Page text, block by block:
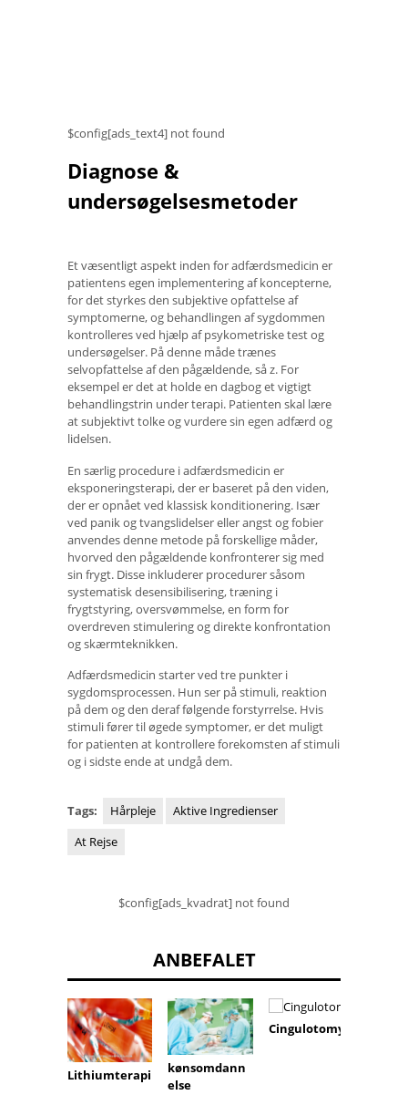
$config[ads_text4] not found
Diagnose &
undersøgelsesmetoder
Et væsentligt aspekt inden for adfærdsmedicin er
patientens egen implementering af koncepterne,
for det styrkes den subjektive opfattelse af
symptomerne, og behandlingen af ​​sygdommen
kontrolleres ved hjælp af psykometriske test og
undersøgelser. På denne måde trænes
selvopfattelse af den pågældende, så z. For
eksempel er det at holde en dagbog et vigtigt
behandlingstrin under terapi. Patienten skal lære
at subjektivt tolke og vurdere sin egen adfærd og
lidelsen.
En særlig procedure i adfærdsmedicin er
eksponeringsterapi, der er baseret på den viden,
der er opnået ved klassisk konditionering. Især
ved panik og tvangslidelser eller angst og fobier
anvendes denne metode på forskellige måder,
hvorved den pågældende konfronterer sig med
sin frygt. Disse inkluderer procedurer såsom
systematisk desensibilisering, træning i
frygtstyring, oversvømmelse, en form for
overdreven stimulering og direkte konfrontation
og skærmteknikken.
Adfærdsmedicin starter ved tre punkter i
sygdomsprocessen. Hun ser på stimuli, reaktion
på dem og den deraf følgende forstyrrelse. Hvis
stimuli fører til øgede symptomer, er det muligt
for patienten at kontrollere forekomsten af ​​stimuli
og i sidste ende at undgå dem.
Tags: Hårpleje
Aktive Ingredienser
At Rejse
$config[ads_kvadrat] not found
ANBEFALET
Lithiumterapi
kønsomdann
else
Cingulotomy